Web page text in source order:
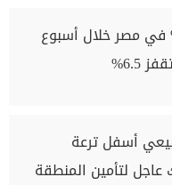
ترتفع 2.21% في مصر خلال أسبوع
أسفل ترعة
عاجل لتأمين المنطقة